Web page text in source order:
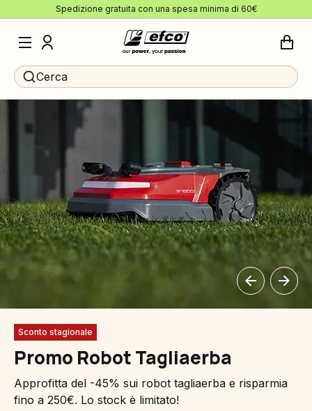
Spedizione gratuita con una spesa minima di 60€
Cerca
Sconto stagionale
Promo Robot Tagliaerba
Approfitta del -45% sui robot tagliaerba e risparmia
fino a 250€. Lo stock è limitato!